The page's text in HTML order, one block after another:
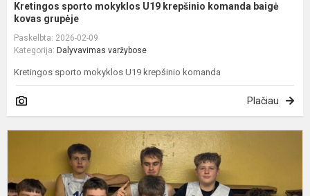
Kretingos sporto mokyklos U19 krepšinio komanda baigė
kovas grupėje
Paskelbta: 2026-02-09
Kategorija: Dalyvavimas varžybose
Kretingos sporto mokyklos U19 krepšinio komanda
Plačiau